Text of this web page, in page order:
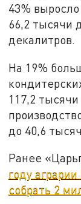
43%
66,2 тысячи
декалитров.
На 19%
117,2
до 40,6
Ранее
году
собрать 2